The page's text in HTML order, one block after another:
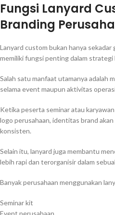
Fungsi Lanyard
Branding
Lanyard custom bukan hanya
memiliki fungsi penting dalam strategi
Salah satu manfaat utamanya adalah
selama event maupun aktivitas
Ketika peserta seminar atau
logo perusahaan, identitas brand
konsisten.
Selain itu, lanyard juga membantu
lebih rapi dan terorganisir dalam
Banyak perusahaan menggunakan
Seminar kit